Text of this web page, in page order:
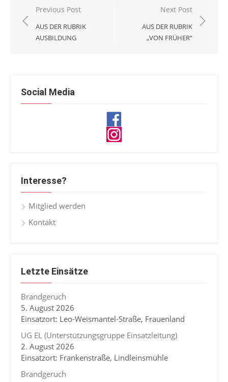
Beitragsnavigation
Previous Post
AUS DER RUBRIK
AUSBILDUNG
Next Post
AUS DER RUBRIK
„VON FRÜHER“
Social Media
Interesse?
Mitglied werden
Kontakt
Letzte Einsätze
Brandgeruch
5. August 2026
Einsatzort: Leo-Weismantel-Straße, Frauenland
UG EL (Unterstützungsgruppe Einsatzleitung)
2. August 2026
Einsatzort: Frankenstraße, Lindleinsmühle
Brandgeruch